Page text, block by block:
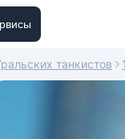
танкистов